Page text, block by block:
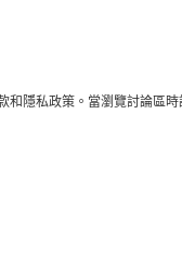
隱私政策。當瀏覽討論區時